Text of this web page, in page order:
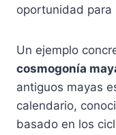
oportunidad para
Un ejemplo
cosmogonía
antiguos mayas
calendario,
basado en los